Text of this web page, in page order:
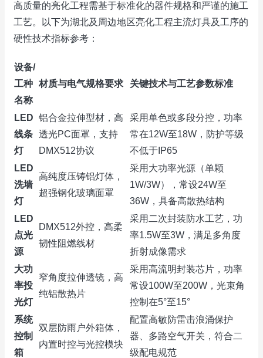
高质量的亮化工程需基于标准化的器件规格和严谨的施工
工艺。以下为湖北及周边地区亮化工程主流灯具及工序的
硬性技术指标参考：
设备/
工种
名称
材质与电气规格要求 关键技术与工艺参数标准
LED
线条
灯
铝合金拉伸型材，高
透光PC面罩，支持
DMX512协议
采用单色或多段分控，功率
常在12W至18W，防护等级
不低于IP65
LED
洗墙
灯
高纯度压铸铝灯体，
超强钢化玻璃面罩
采用大功率光源（单颗
1W/3W），常设24W至
36W，具备高散热结构
LED
点光
源
DMX512外控，高柔
韧性阻燃线材
采用二次封装防水工艺，功
率1.5W至3W，满足多角度
折射成像需求
大功
率投
光灯
窄角度拉伸透镜，高
纯铝散热片
采用高流明封装芯片，功率
常设100W至200W，光束角
控制在5°至15°
系统
控制
箱
双层防雨户外箱体，
内置时控与光控模块
配置高敏防雷击浪涌保护
器、多路空气开关，符合二
级配电规范